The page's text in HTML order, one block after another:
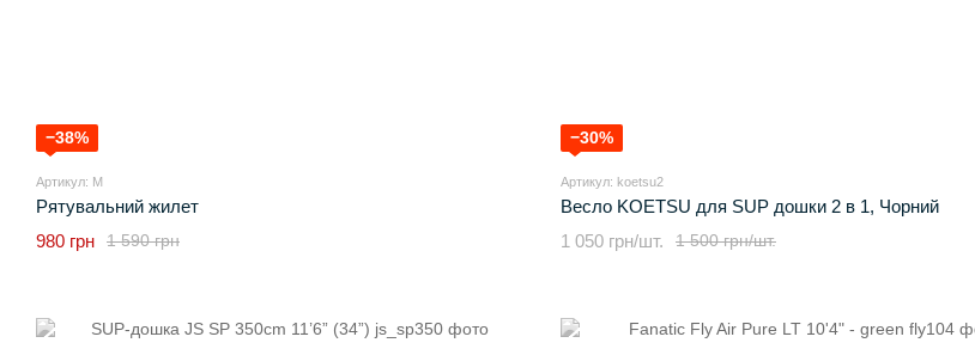
−38%
Артикул: M
Рятувальний жилет
1 590 грн
980 грн
−30%
Артикул: koetsu2
Весло KOETSU для SUP дошки 2 в 1, Чорний
1 500 грн/шт.
1 050 грн/шт.